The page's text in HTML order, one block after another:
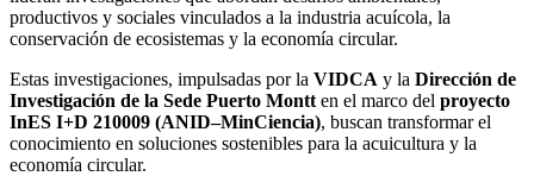
productivos y sociales vinculados a la industria acuícola, la
conservación de ecosistemas y la economía circular.
Estas investigaciones, impulsadas por la VIDCA y la Dirección de
Investigación de la Sede Puerto Montt en el marco del proyecto
InES I+D 210009 (ANID–MinCiencia), buscan transformar el
conocimiento en soluciones sostenibles para la acuicultura y la
economía circular.